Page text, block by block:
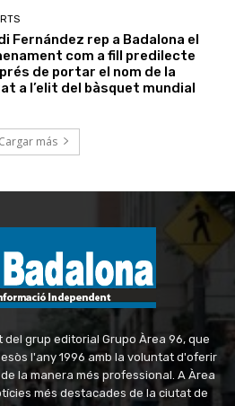
Fernández rep a Badalona el
com a fill predilecte
de portar el nom de la
a l’elit del bàsquet mundial
Cargar más
grup editorial Grupo Àrea 96, que
l'any 1996 amb la voluntat d'oferir
la manera més professional. A Àrea
més destacades de la ciutat de